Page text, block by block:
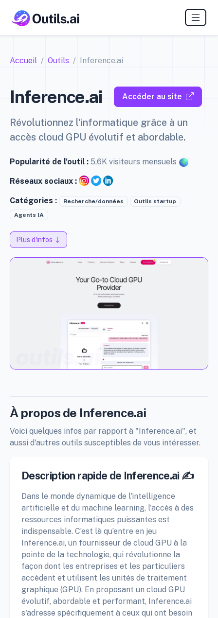
Accueil Outils Inference.ai
Inference.ai Accéder au site
Révolutionnez l'informatique grâce à un
accès cloud GPU évolutif et abordable.
Popularité de l'outil : 5,6K visiteurs mensuels
Réseaux sociaux :
Catégories : Recherche/données Outils startup
Agents IA
Plus d'infos
À propos de Inference.ai
Voici quelques infos par rapport à "Inference.ai", et
aussi d'autres outils susceptibles de vous intéresser.
Description rapide de Inference.ai ✍️
Dans le monde dynamique de l'intelligence
artificielle et du machine learning, l'accès à des
ressources informatiques puissantes est
indispensable. C’est là qu’entre en jeu
Inference.ai, un fournisseur de cloud GPU à la
pointe de la technologie, qui révolutionne la
façon dont les entreprises et les particuliers
accèdent et utilisent les unités de traitement
graphique (GPU). En proposant un cloud GPU
évolutif, abordable et performant, Inference.ai
s'adresse spécifiquement à ceux qui ont besoin